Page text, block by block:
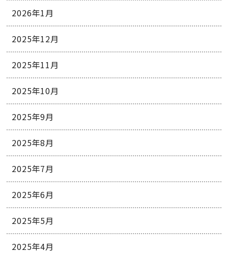
2026年1月
2025年12月
2025年11月
2025年10月
2025年9月
2025年8月
2025年7月
2025年6月
2025年5月
2025年4月